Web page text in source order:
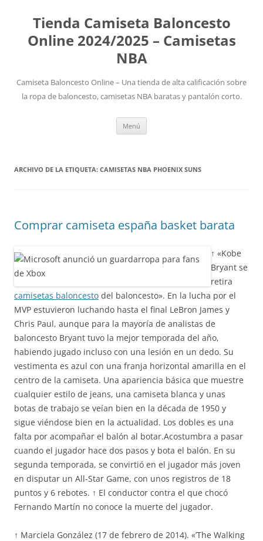
Tienda Camiseta Baloncesto
Online 2024/2025 – Camisetas
NBA
Camiseta Baloncesto Online – Una tienda de alta calificación sobre
la ropa de baloncesto, camisetas NBA baratas y pantalón corto.
Menú
ARCHIVO DE LA ETIQUETA: CAMISETAS NBA PHOENIX SUNS
Comprar camiseta españa basket barata
↑ «Kobe
Bryant se
retira
camisetas baloncesto del baloncesto». En la lucha por el
MVP estuvieron luchando hasta el final LeBron James y
Chris Paul, aunque para la mayoría de analistas de
baloncesto Bryant tuvo la mejor temporada del año,
habiendo jugado incluso con una lesión en un dedo. Su
vestimenta es azul con una franja horizontal amarilla en el
centro de la camiseta. Una apariencia básica que muestre
cualquier estilo de jeans, una camiseta blanca y unas
botas de trabajo se veían bien en la década de 1950 y
sigue viéndose bien en la actualidad. Los dobles es una
falta por acompañar el balón al botar.Acostumbra a pasar
cuando el jugador hace dos pasos y bota el balón. En su
segunda temporada, se convirtió en el jugador más joven
en disputar un All-Star Game, con unos registros de 18
puntos y 6 rebotes. ↑ El conductor contra el que chocó
Fernando Martín no conoce la muerte del jugador.
↑ Marciela González (17 de febrero de 2014). «’The Walking